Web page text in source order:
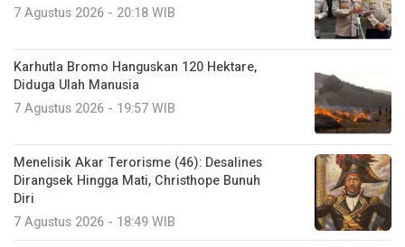
7 Agustus 2026 - 20:18 WIB
Karhutla Bromo Hanguskan 120 Hektare,
Diduga Ulah Manusia
7 Agustus 2026 - 19:57 WIB
Menelisik Akar Terorisme (46): Desalines
Dirangsek Hingga Mati, Christhope Bunuh
Diri
7 Agustus 2026 - 18:49 WIB